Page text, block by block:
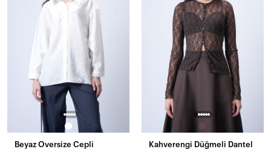
Beyaz Oversize Cepli
Kahverengi Düğmeli Dantel